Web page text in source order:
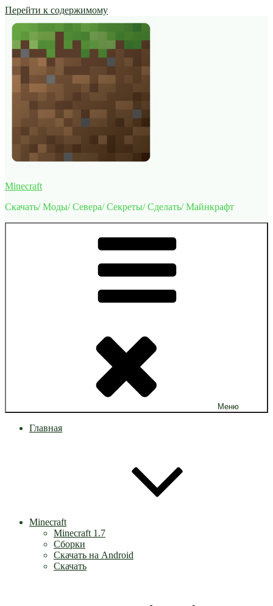
Перейти к содержимому
Minecraft
Скачать/ Моды/ Севера/ Секреты/ Сделать/ Майнкрафт
Меню
Главная
Minecraft
Minecraft 1.7
Сборки
Скачать на Android
Скачать